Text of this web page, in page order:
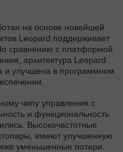
на основе новейшей
Leopard поддерживает
сравнению с платформой
архитектура Leopard
и улучшена в программном
чипу управления с
и функциональность
Высокочастотные
имеют улучшенную
уменьшенные потери.